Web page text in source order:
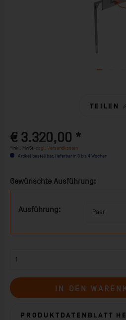
TEILEN
€ 3.320,00 *
*inkl. MwSt. zzgl. Versandkosten
Artikel bestellbar, lieferbar in 3 bis 4 Wochen
Gewünschte Ausführung:
Ausführung:
IN DEN
PRODUKTDATENBLATT